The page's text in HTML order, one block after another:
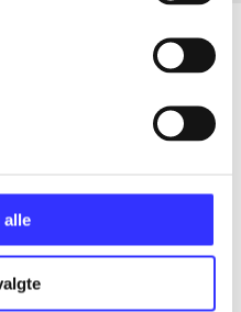
alle